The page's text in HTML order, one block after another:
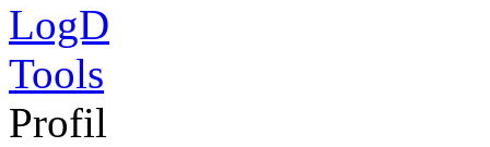
LogD
Tools
Profil